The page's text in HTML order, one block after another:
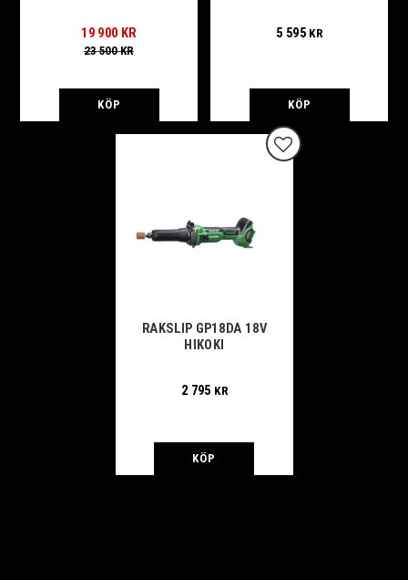
19 900 KR
23 500KR
KÖP
5 595KR
KÖP
RAKSLIP GP18DA 18V
HIKOKI
2 795 KR
Lägg till i favoriter
KÖP